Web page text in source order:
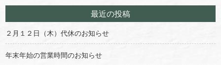
最近の投稿
２月１２日（木）代休のお知らせ
年末年始の営業時間のお知らせ